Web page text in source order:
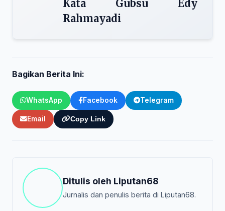
Kata Gubsu Edy
Rahmayadi
Bagikan Berita Ini:
WhatsApp Facebook Telegram
Email Copy Link
Ditulis oleh Liputan68
Jurnalis dan penulis berita di Liputan68.